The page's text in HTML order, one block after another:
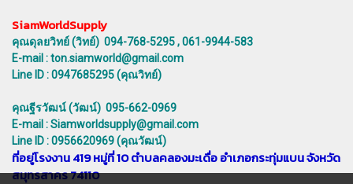
SiamWorldSupply
คุณดุลยวิทย์ (วิทย์) 094-768-5295 , 061-9944-583
E-mail : ton.siamworld@gmail.com
Line ID : 0947685295 (คุณวิทย์)
คุณฐีรวัฒน์ (วัฒน์) 095-662-0969
E-mail : Siamworldsupply@gmail.com
Line ID : 0956620969 (คุณวัฒน์)
ที่อยู่โรงงาน 419 หมู่ที่ 10 ตำบลคลองมะเดื่อ อำเภอกระทุ่มแบน จังหวัด
สมุทรสาคร 74110